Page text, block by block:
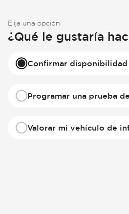
Elija una opción
¿Qué le gustaría
Confirmar disponibilidad
Programar una prueba
Valorar mi vehículo de